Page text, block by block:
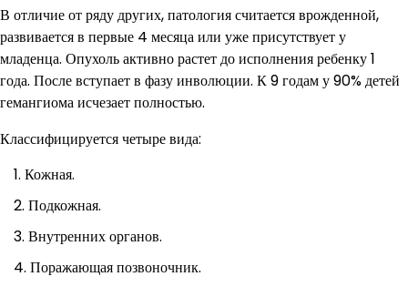
В отличие от ряду других, патология считается врожденной,
развивается в первые 4 месяца или уже присутствует у
младенца. Опухоль активно растет до исполнения ребенку 1
года. После вступает в фазу инволюции. К 9 годам у 90% детей
гемангиома исчезает полностью.
Классифицируется четыре вида:
Кожная.
Подкожная.
Внутренних органов.
Поражающая позвоночник.